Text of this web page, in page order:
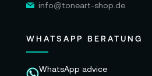
info@toneart-shop.de
WHATSAPP BERATUNG
WhatsApp advice